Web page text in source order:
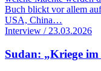
Buch blickt vor allem
USA, China…
Interview / 23.03.2026
Sudan: „Kriege